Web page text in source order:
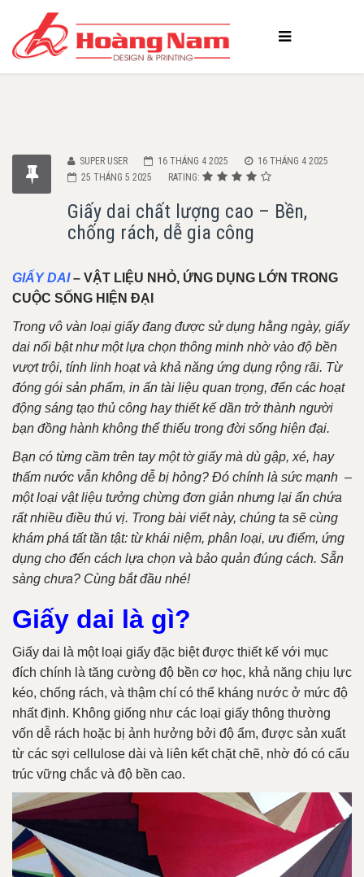
SUPER USER 16 THÁNG 4 2025
16 THÁNG 4 2025
25 THÁNG 5 2025
RATING:
Giấy dai chất lượng cao – Bền,
chống rách, dễ gia công
GIẤY DAI– VẬT LIỆU NHỎ, ỨNG DỤNG LỚN TRONG
CUỘC SỐNG HIỆN ĐẠI
Trong vô vàn loại giấy đang được sử dụng hằng ngày, giấy
dai nổi bật như một lựa chọn thông minh nhờ vào độ bền
vượt trội, tính linh hoạt và khả năng ứng dụng rộng rãi. Từ
đóng gói sản phẩm, in ấn tài liệu quan trọng, đến các hoạt
động sáng tạo thủ công hay thiết kế dần trở thành người
bạn đồng hành không thể thiếu trong đời sống hiện đại.
Bạn có từng cầm trên tay một tờ giấy mà dù gập, xé, hay
thấm nước vẫn không dễ bị hỏng? Đó chính là sức mạnh –
một loại vật liệu tưởng chừng đơn giản nhưng lại ẩn chứa
rất nhiều điều thú vị. Trong bài viết này, chúng ta sẽ cùng
khám phá tất tần tật: từ khái niệm, phân loại, ưu điểm, ứng
dụng cho đến cách lựa chọn và bảo quản đúng cách. Sẵn
sàng chưa? Cùng bắt đầu nhé!
Giấy dai là gì?
Giấy dai là một loại giấy đặc biệt được thiết kế với mục
đích chính là tăng cường độ bền cơ học, khả năng chịu lực
kéo, chống rách, và thậm chí có thể kháng nước ở mức độ
nhất định. Không giống như các loại giấy thông thường
vốn dễ rách hoặc bị ảnh hưởng bởi độ ẩm, được sản xuất
từ các sợi cellulose dài và liên kết chặt chẽ, nhờ đó có cấu
trúc vững chắc và độ bền cao.